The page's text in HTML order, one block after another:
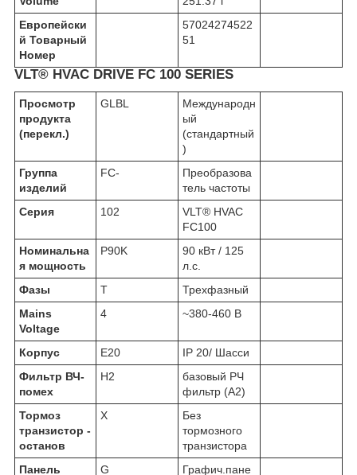
Европейски
й Товарный
Номер
57024274522
51
VLT® HVAC DRIVE FC 100 SERIES
Просмотр
продукта
(перекл.)
GLBL
Международн
ый
(стандартный
)
Группа
изделий
FC-
Преобразова
тель частоты
Серия
102
VLT® HVAC
FC100
Номинальна
я мощность
P90K
90 кВт / 125
л.с.
Фазы
T
Трехфазный
Mains
Voltage
4 ~380-460 В
Корпус E20
IP 20/ Шасси
Фильтр ВЧ-
помех
H2
базовый РЧ
фильтр (А2)
Тормоз
транзистор -
останов
X
Без
тормозного
транзистора
Панель
G
Графич.пане